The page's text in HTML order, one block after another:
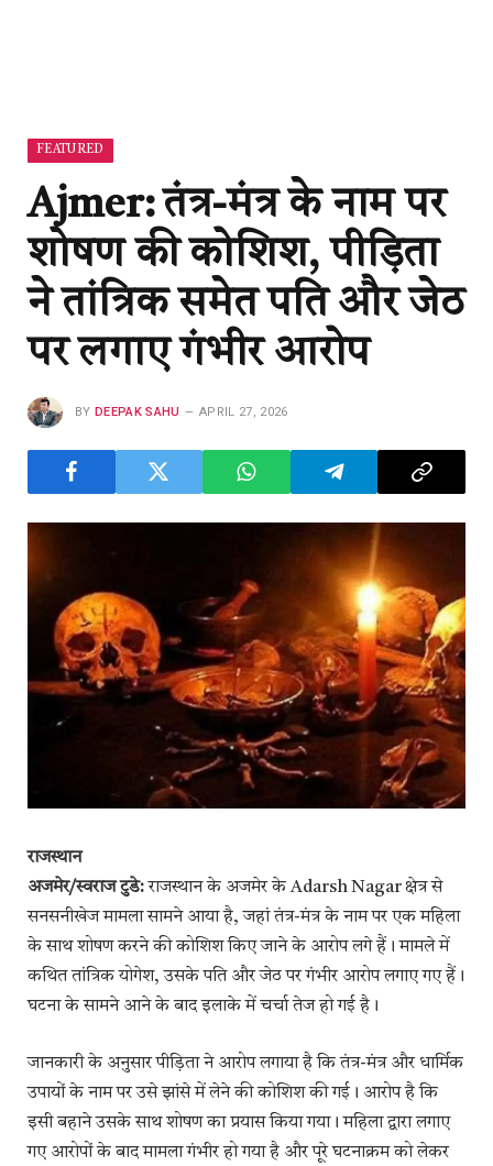
FEATURED
Ajmer: तंत्र-मंत्र के नाम पर
शोषण की कोशिश, पीड़िता
ने तांत्रिक समेत पति और जेठ
पर लगाए गंभीर आरोप
BY DEEPAK SAHU APRIL 27, 2026
राजस्थान
अजमेर/स्वराज टुडे:राजस्थान के अजमेर के Adarsh Nagar क्षेत्र से
सनसनीखेज मामला सामने आया है, जहां तंत्र-मंत्र के नाम पर एक महिला
के साथ शोषण करने की कोशिश किए जाने के आरोप लगे हैं। मामले में
कथित तांत्रिक योगेश, उसके पति और जेठ पर गंभीर आरोप लगाए गए हैं।
घटना के सामने आने के बाद इलाके में चर्चा तेज हो गई है।
जानकारी के अनुसार पीड़िता ने आरोप लगाया है कि तंत्र-मंत्र और धार्मिक
उपायों के नाम पर उसे झांसे में लेने की कोशिश की गई। आरोप है कि
इसी बहाने उसके साथ शोषण का प्रयास किया गया। महिला द्वारा लगाए
गए आरोपों के बाद मामला गंभीर हो गया है और पूरे घटनाक्रम को लेकर